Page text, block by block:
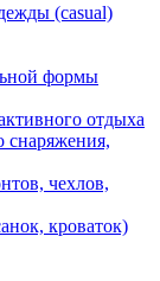
(casual)
формы
отдыха
снаряжения,
чехлов,
кроваток)